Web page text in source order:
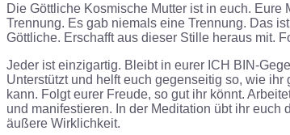
Die Göttliche Kosmische Mutter ist in euch.
Trennung. Es gab niemals eine Trennung. Das
Göttliche. Erschafft aus dieser Stille heraus mit.
Jeder ist einzigartig. Bleibt in eurer ICH BIN-
Unterstützt und helft euch gegenseitig so, wie
kann. Folgt eurer Freude, so gut ihr könnt.
und manifestieren. In der Meditation übt ihr euch
äußere Wirklichkeit.